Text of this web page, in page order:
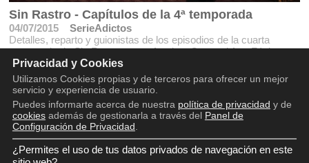
Sin Rastro - Capítulos de la 4ª temporada
04/07/2015
SerieAdictos
Detalles, reparto y guionistas de los episodios de la cuarta
temporada de Sin Rastro como A salvo, Como el Ave Fénix,
Tiempo perdido.
Copyright © 2016 - 2026
Privacidad y Cookies
Utilizamos Cookies propias y de terceros para ofrecer un mejor
servicio y experiencia de usuario.
Puedes informarte acerca de nuestra política de privacidad y de
cookiesademás de gestionarla a través del Panel de
Configuración de Privacidad
¿Permites el uso de tus datos privados de navegación en este